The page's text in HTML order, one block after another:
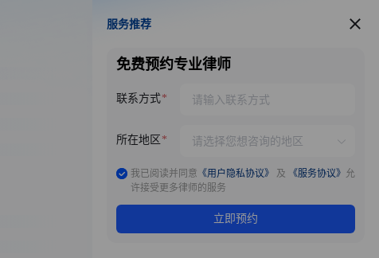
服务推荐
服务推荐
免费预约专业律师
联系方式
所在地区
我已阅读并同意 《用户隐私协议》 及 《服务协议》 允
许接受更多律师的服务
立即预约